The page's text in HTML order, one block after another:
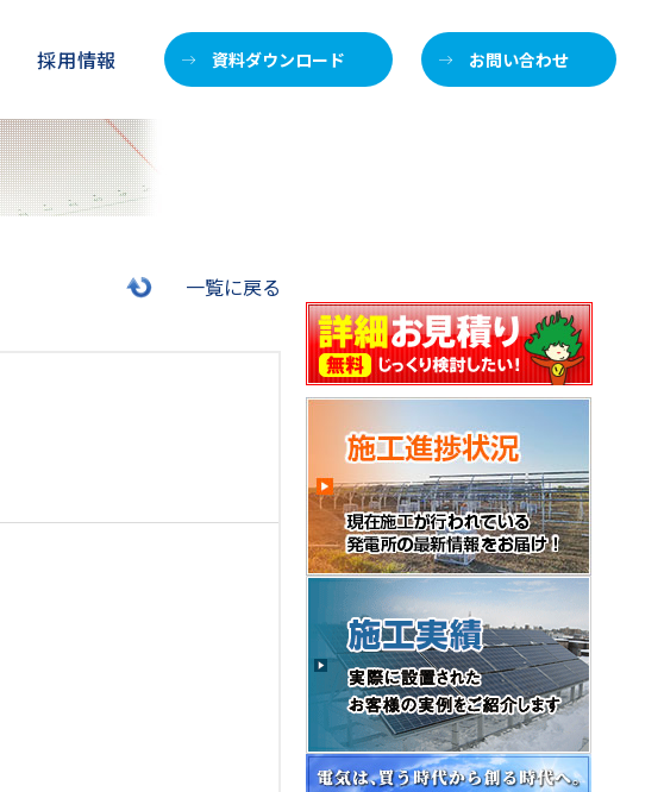
採用情報 資料ダウンロード お問い合わせ
一覧に戻る